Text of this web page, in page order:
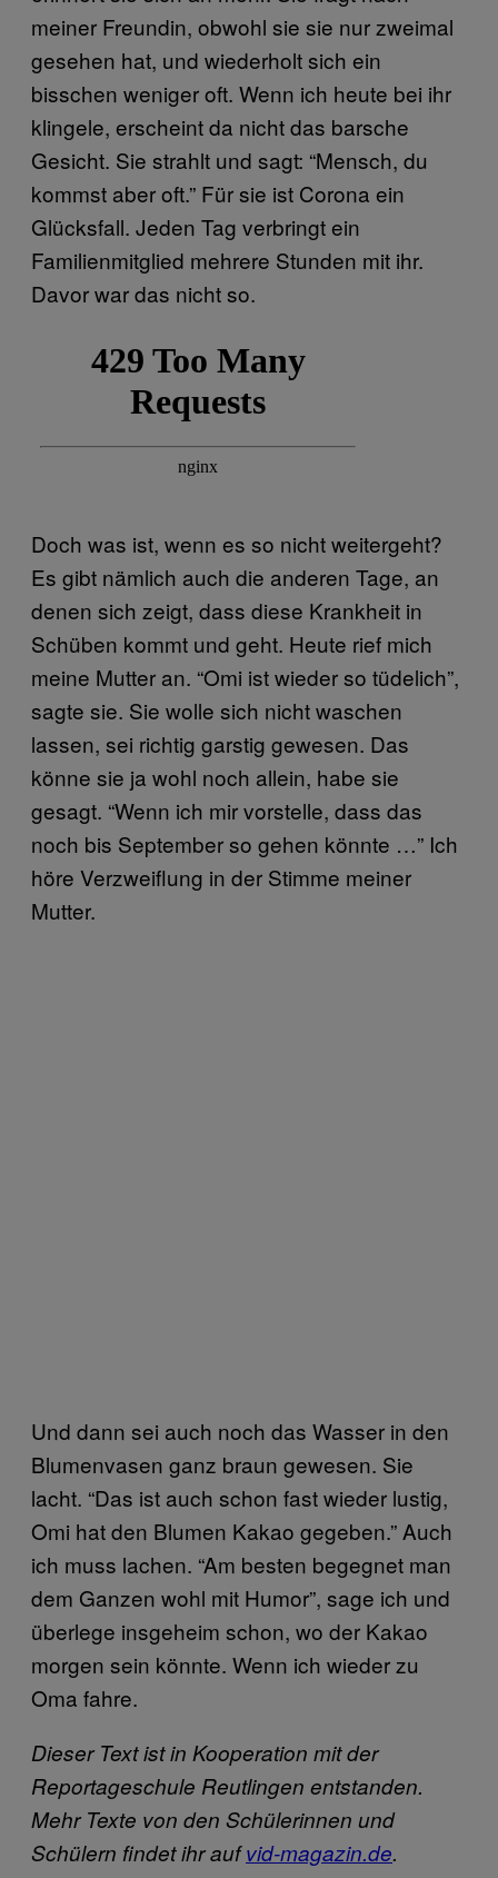
meiner Freundin, obwohl sie sie nur zweimal
gesehen hat, und wiederholt sich ein
bisschen weniger oft. Wenn ich heute bei ihr
klingele, erscheint da nicht das barsche
Gesicht. Sie strahlt und sagt: “Mensch, du
kommst aber oft.” Für sie ist Corona ein
Glücksfall. Jeden Tag verbringt ein
Familienmitglied mehrere Stunden mit ihr.
Davor war das nicht so.
Doch was ist, wenn es so nicht weitergeht?
Es gibt nämlich auch die anderen Tage, an
denen sich zeigt, dass diese Krankheit in
Schüben kommt und geht. Heute rief mich
meine Mutter an. “Omi ist wieder so tüdelich”,
sagte sie. Sie wolle sich nicht waschen
lassen, sei richtig garstig gewesen. Das
könne sie ja wohl noch allein, habe sie
gesagt. “Wenn ich mir vorstelle, dass das
noch bis September so gehen könnte …” Ich
höre Verzweiflung in der Stimme meiner
Mutter.
Und dann sei auch noch das Wasser in den
Blumenvasen ganz braun gewesen. Sie
lacht. “Das ist auch schon fast wieder lustig,
Omi hat den Blumen Kakao gegeben.” Auch
ich muss lachen. “Am besten begegnet man
dem Ganzen wohl mit Humor”, sage ich und
überlege insgeheim schon, wo der Kakao
morgen sein könnte. Wenn ich wieder zu
Oma fahre.
Dieser Text ist in Kooperation mit der
Reportageschule Reutlingen entstanden.
Mehr Texte von den Schülerinnen und
Schülern findet ihr aufvid-magazin.de.